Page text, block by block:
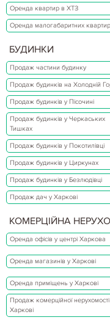
Оренда квартир в ХТЗ
Оренда малогабаритних квартир
БУДИНКИ
Продаж частини будинку
Продаж будинків на Холодній
Продаж будинків у Пісочині
Продаж будинків у Черкаських
Тишках
Продаж будинків у Покотилівці
Продаж будинків у Циркунах
Продаж будинків у Безлюдівці
Продаж дач у Харкові
КОМЕРЦІЙНА
Оренда офісів у центрі Харкова
Оренда магазинів у Харкові
Оренда приміщень у Харкові
Продаж комерційної
Харкові